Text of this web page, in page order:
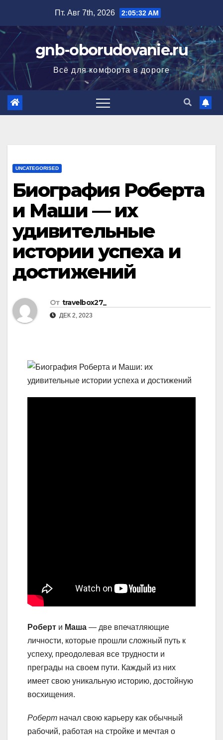
содержимому
Пт. Авг 7th, 2026 2:05:33 AM
gnb-oborudovanie.ru
Всё для комфорта в дороге
UNCATEGORISED
Биография Роберта
и Маши — их
удивительные
истории успеха и
достижений
От travelbox27_
ДЕК 2, 2023
Роберт и Маша — две впечатляющие
личности, которые прошли сложный путь к
успеху, преодолевая все трудности и
преграды на своем пути. Каждый из них
имеет свою уникальную историю, достойную
восхищения.
Роберт начал свою карьеру как обычный
рабочий, работая на стройке и мечтая о